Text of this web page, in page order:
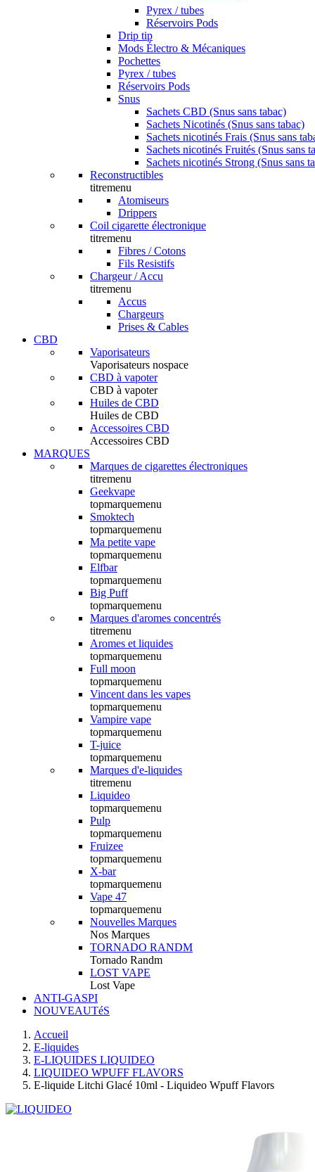
Pyrex / tubes
Réservoirs Pods
Drip tip
Mods Électro & Mécaniques
Pochettes
Pyrex / tubes
Réservoirs Pods
Snus
Sachets CBD (Snus sans tabac)
Sachets Nicotinés (Snus sans tabac)
Sachets nicotinés Frais (Snus sans
Sachets nicotinés Fruités (Snus sans
Sachets nicotinés Strong (Snus sans
Reconstructibles
titremenu
Atomiseurs
Drippers
Coil cigarette électronique
titremenu
Fibres / Cotons
Fils Resistifs
Chargeur / Accu
titremenu
Accus
Chargeurs
Prises & Cables
CBD
Vaporisateurs
Vaporisateurs nospace
CBD à vapoter
CBD à vapoter
Huiles de CBD
Huiles de CBD
Accessoires CBD
Accessoires CBD
MARQUES
Marques de cigarettes électroniques
titremenu
Geekvape
topmarquemenu
Smoktech
topmarquemenu
Ma petite vape
topmarquemenu
Elfbar
topmarquemenu
Big Puff
topmarquemenu
Marques d'aromes concentrés
titremenu
Aromes et liquides
topmarquemenu
Full moon
topmarquemenu
Vincent dans les vapes
topmarquemenu
Vampire vape
topmarquemenu
T-juice
topmarquemenu
Marques d'e-liquides
titremenu
Liquideo
topmarquemenu
Pulp
topmarquemenu
Fruizee
topmarquemenu
X-bar
topmarquemenu
Vape 47
topmarquemenu
Nouvelles Marques
Nos Marques
TORNADO RANDM
Tornado Randm
LOST VAPE
Lost Vape
ANTI-GASPI
NOUVEAUTéS
Accueil
E-liquides
E-LIQUIDES LIQUIDEO
LIQUIDEO WPUFF FLAVORS
E-liquide Litchi Glacé 10ml - Liquideo Wpuff Flavors